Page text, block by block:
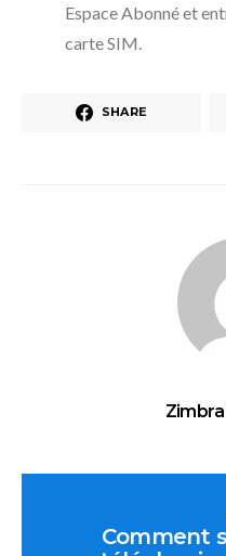
Espace Abonné et
carte SIM.
SHARE
Comment